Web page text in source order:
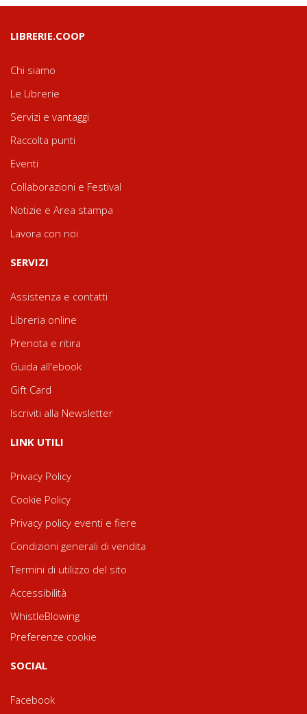
LIBRERIE.COOP
Chi siamo
Le Librerie
Servizi e vantaggi
Raccolta punti
Eventi
Collaborazioni e Festival
Notizie e Area stampa
Lavora con noi
SERVIZI
Assistenza e contatti
Libreria online
Prenota e ritira
Guida all'ebook
Gift Card
Iscriviti alla Newsletter
LINK UTILI
Privacy Policy
Cookie Policy
Privacy policy eventi e fiere
Condizioni generali di vendita
Termini di utilizzo del sito
Accessibilità
WhistleBlowing
Preferenze cookie
SOCIAL
Facebook